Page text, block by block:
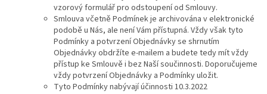
vzorový formulář pro odstoupení od Smlouvy.
Smlouva včetně Podmínek je archivována v elektronické
podobě u Nás, ale není Vám přístupná. Vždy však tyto
Podmínky a potvrzení Objednávky se shrnutím
Objednávky obdržíte e-mailem a budete tedy mít vždy
přístup ke Smlouvě i bez Naší součinnosti. Doporučujeme
vždy potvrzení Objednávky a Podmínky uložit.
Tyto Podmínky nabývají účinnosti 10.3.2022